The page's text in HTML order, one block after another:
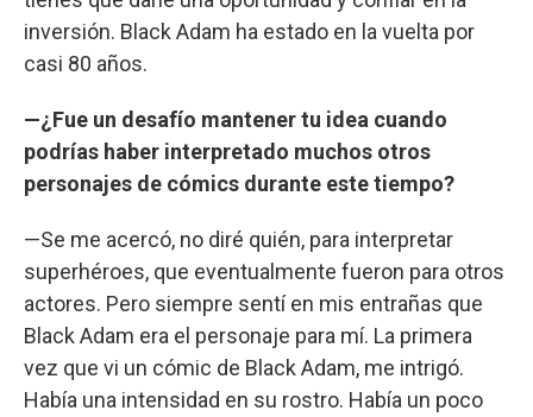
inversión. Black Adam ha estado en la vuelta por
casi 80 años.
—¿Fue un desafío mantener tu idea cuando
podrías haber interpretado muchos otros
personajes de cómics durante este tiempo?
—Se me acercó, no diré quién, para interpretar
superhéroes, que eventualmente fueron para otros
actores. Pero siempre sentí en mis entrañas que
Black Adam era el personaje para mí. La primera
vez que vi un cómic de Black Adam, me intrigó.
Había una intensidad en su rostro. Había un poco